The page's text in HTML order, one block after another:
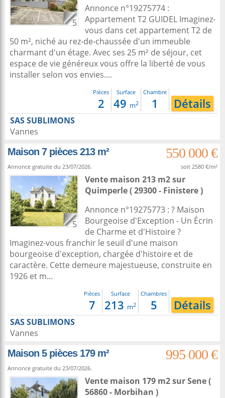
5
Annonce n°19275774 :
Appartement T2 GUIDEL Imaginez-
vous dans cet appartement T2 de
50 m², niché au rez-de-chaussée d'un immeuble
charmant d'un étage. Avec ses 25 m² de séjour, cet
espace de vie généreux vous offre la liberté de vous
installer selon vos envies....
Pièces
2
Surface
49 m2
Chambre
1 Détails
SAS SUBLIMONS
Vannes
Maison 7 pièces 213 m²
550 000 €
Annonce gratuite du 23/07/2026. soit 2580 €/m²
5
Vente maison 213 m2sur
Quimperle( 29300 - Finistere )
Annonce n°19275773 : ? Maison
Bourgeoise d'Exception - Un Écrin
de Charme et d'Histoire ?
Imaginez-vous franchir le seuil d'une maison
bourgeoise d'exception, chargée d'histoire et de
caractère. Cette demeure majestueuse, construite en
1926 et m...
Pièces
7
Surface
213 m2
Chambres
5 Détails
SAS SUBLIMONS
Vannes
Maison 5 pièces 179 m²
995 000 €
Annonce gratuite du 23/07/2026.
Vente maison 179 m2surSene(
56860 - Morbihan )